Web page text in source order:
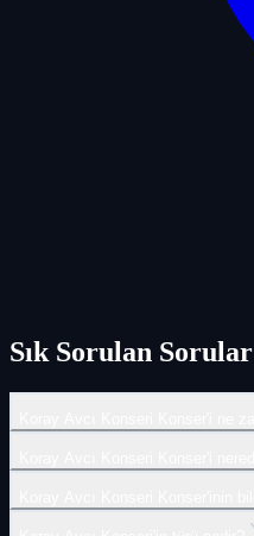
Sık Sorulan Sorular